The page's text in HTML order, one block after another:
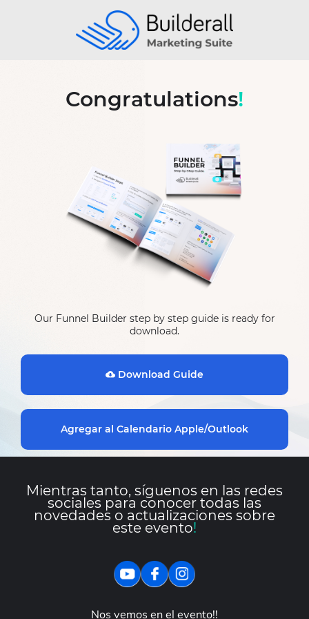
Congratulations!
Our Funnel Builder step by step guide is ready for
download.
Download Guide
Agregar al Calendario Apple/Outlook
Mientras tanto, síguenos en las redes
sociales para conocer todas las
novedades o actualizaciones sobre
este evento!
Nos vemos en el evento!!